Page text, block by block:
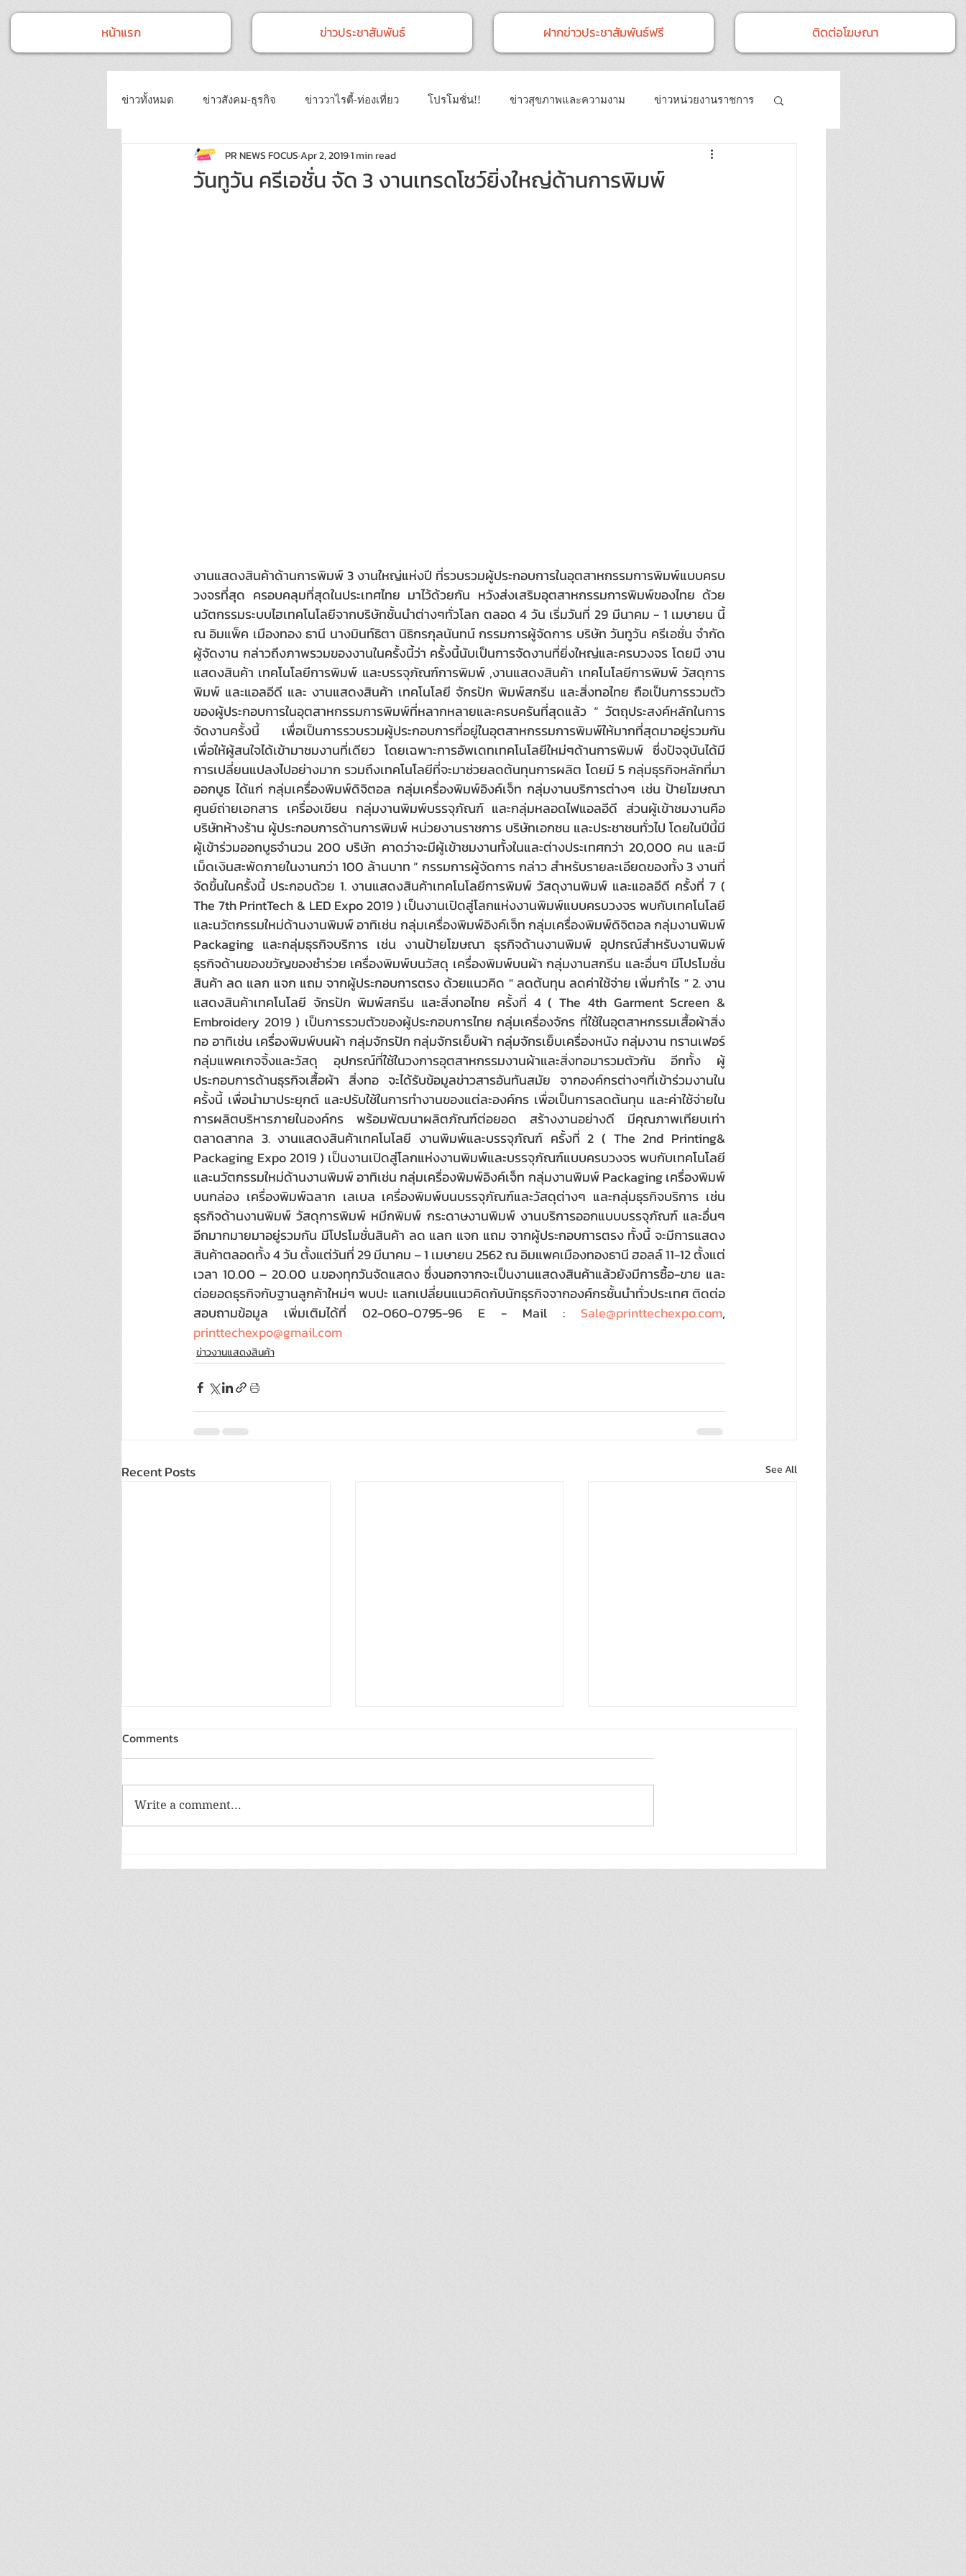
หน้าแรก ข่าวประชาสัมพันธ์ ฝากข่าวประชาสัมพันธ์ฟรี ติดต่อโฆษณา
ข่าวทั้งหมด ข่าวสังคม-ธุรกิจ ข่าววาไรตี้-ท่องเที่ยว โปรโมชั่น!! ข่าวสุขภาพและความงาม ข่าวหน่วยงานราชการ
ข่าวงานประชุม-อบรมสัมมนา ข่าวทั่วไป ข่าวการศึกษา
วันทูวัน ครีเอชั่น จัด 3 งานเทรดโชว์ยิ่งใหญ่ด้านการพิมพ์
PR NEWS FOCUSApr 2, 20191 min read
งานแสดงสินค้าด้านการพิมพ์ 3 งานใหญ่แห่งปี ที่รวบรวมผู้ประกอบการในอุตสาหกรรมการพิมพ์แบบครบ
วงจรที่สุด ครอบคลุมที่สุดในประเทศไทย มาไว้ด้วยกัน หวังส่งเสริมอุตสาหกรรมการพิมพ์ของไทย ด้วย
นวัตกรรมระบบไฮเทคโนโลยีจากบริษัทชั้นนำต่างๆทั่วโลก ตลอด 4 วัน เริ่มวันที่ 29 มีนาคม - 1 เมษายน นี้
ณ อิมแพ็ค เมืองทอง ธานี นางมินท์ธิตา นิธิกรกุลนันทน์ กรรมการผู้จัดการ บริษัท วันทูวัน ครีเอชั่น จำกัด
ผู้จัดงาน กล่าวถึงภาพรวมของงานในครั้งนี้ว่า ครั้งนี้นับเป็นการจัดงานที่ยิ่งใหญ่และครบวงจร โดยมี งาน
แสดงสินค้า เทคโนโลยีการพิมพ์ และบรรจุภัณฑ์การพิมพ์ ,งานแสดงสินค้า เทคโนโลยีการพิมพ์ วัสดุการ
พิมพ์ และแอลอีดี และ งานแสดงสินค้า เทคโนโลยี จักรปัก พิมพ์สกรีน และสิ่งทอไทย ถือเป็นการรวมตัว
ของผู้ประกอบการในอุตสาหกรรมการพิมพ์ที่หลากหลายและครบครันที่สุดแล้ว “ วัตถุประสงค์หลักในการ
จัดงานครั้งนี้ เพื่อเป็นการรวบรวมผู้ประกอบการที่อยู่ในอุตสาหกรรมการพิมพ์ให้มากที่สุดมาอยู่รวมกัน
เพื่อให้ผู้สนใจได้เข้ามาชมงานที่เดียว โดยเฉพาะการอัพเดทเทคโนโลยีใหม่ๆด้านการพิมพ์ ซึ่งปัจจุบันได้มี
การเปลี่ยนแปลงไปอย่างมาก รวมถึงเทคโนโลยีที่จะมาช่วยลดต้นทุนการผลิต โดยมี 5 กลุ่มธุรกิจหลักที่มา
ออกบูธ ได้แก่ กลุ่มเครื่องพิมพ์ดิจิตอล กลุ่มเครื่องพิมพ์อิงค์เจ็ท กลุ่มงานบริการต่างๆ เช่น ป้ายโฆษณา
ศูนย์ถ่ายเอกสาร เครื่องเขียน กลุ่มงานพิมพ์บรรจุภัณฑ์ และกลุ่มหลอดไฟแอลอีดี ส่วนผู้เข้าชมงานคือ
บริษัทห้างร้าน ผู้ประกอบการด้านการพิมพ์ หน่วยงานราชการ บริษัทเอกชน และประชาชนทั่วไป โดยในปีนี้มี
ผู้เข้าร่วมออกบูธจำนวน 200 บริษัท คาดว่าจะมีผู้เข้าชมงานทั้งในและต่างประเทศกว่า 20,000 คน และมี
เม็ดเงินสะพัดภายในงานกว่า 100 ล้านบาท ” กรรมการผู้จัดการ กล่าว สำหรับรายละเอียดของทั้ง 3 งานที่
จัดขึ้นในครั้งนี้ ประกอบด้วย 1. งานแสดงสินค้าเทคโนโลยีการพิมพ์ วัสดุงานพิมพ์ และแอลอีดี ครั้งที่ 7 (
The 7th PrintTech & LED Expo 2019 ) เป็นงานเปิดสู่โลกแห่งงานพิมพ์แบบครบวงจร พบกับเทคโนโลยี
และนวัตกรรมใหม่ด้านงานพิมพ์ อาทิเช่น กลุ่มเครื่องพิมพ์อิงค์เจ็ท กลุ่มเครื่องพิมพ์ดิจิตอล กลุ่มงานพิมพ์
Packaging และกลุ่มธุรกิจบริการ เช่น งานป้ายโฆษณา ธุรกิจด้านงานพิมพ์ อุปกรณ์สำหรับงานพิมพ์
ธุรกิจด้านของขวัญของชำร่วย เครื่องพิมพ์บนวัสดุ เครื่องพิมพ์บนผ้า กลุ่มงานสกรีน และอื่นๆ มีโปรโมชั่น
สินค้า ลด แลก แจก แถม จากผู้ประกอบการตรง ด้วยแนวคิด " ลดต้นทุน ลดค่าใช้จ่าย เพิ่มกำไร " 2. งาน
แสดงสินค้าเทคโนโลยี จักรปัก พิมพ์สกรีน และสิ่งทอไทย ครั้งที่ 4 ( The 4th Garment Screen &
Embroidery 2019 ) เป็นการรวมตัวของผู้ประกอบการไทย กลุ่มเครื่องจักร ที่ใช้ในอุตสาหกรรมเสื้อผ้าสิ่ง
ทอ อาทิเช่น เครื่องพิมพ์บนผ้า กลุ่มจักรปัก กลุ่มจักรเย็บผ้า กลุ่มจักรเย็บเครื่องหนัง กลุ่มงาน ทรานเฟอร์
กลุ่มแพคเกจจิ้งและวัสดุ อุปกรณ์ที่ใช้ในวงการอุตสาหกรรมงานผ้าและสิ่งทอมารวมตัวกัน อีกทั้ง ผู้
ประกอบการด้านธุรกิจเสื้อผ้า สิ่งทอ จะได้รับข้อมูลข่าวสารอันทันสมัย จากองค์กรต่างๆที่เข้าร่วมงานใน
ครั้งนี้ เพื่อนำมาประยุกต์ และปรับใช้ในการทำงานของแต่ละองค์กร เพื่อเป็นการลดต้นทุน และค่าใช้จ่ายใน
การผลิตบริหารภายในองค์กร พร้อมพัฒนาผลิตภัณฑ์ต่อยอด สร้างงานอย่างดี มีคุณภาพเทียบเท่า
ตลาดสากล 3. งานแสดงสินค้าเทคโนโลยี งานพิมพ์และบรรจุภัณฑ์ ครั้งที่ 2 ( The 2nd Printing&
Packaging Expo 2019 ) เป็นงานเปิดสู่โลกแห่งงานพิมพ์และบรรจุภัณฑ์แบบครบวงจร พบกับเทคโนโลยี
และนวัตกรรมใหม่ด้านงานพิมพ์ อาทิเช่น กลุ่มเครื่องพิมพ์อิงค์เจ็ท กลุ่มงานพิมพ์ Packaging เครื่องพิมพ์
บนกล่อง เครื่องพิมพ์ฉลาก เลเบล เครื่องพิมพ์บนบรรจุภัณฑ์และวัสดุต่างๆ และกลุ่มธุรกิจบริการ เช่น
ธุรกิจด้านงานพิมพ์ วัสดุการพิมพ์ หมึกพิมพ์ กระดาษงานพิมพ์ งานบริการออกแบบบรรจุภัณฑ์ และอื่นๆ
อีกมากมายมาอยู่รวมกัน มีโปรโมชั่นสินค้า ลด แลก แจก แถม จากผู้ประกอบการตรง ทั้งนี้ จะมีการแสดง
สินค้าตลอดทั้ง 4 วัน ตั้งแต่วันที่ 29 มีนาคม – 1 เมษายน 2562 ณ อิมแพคเมืองทองธานี ฮอลล์ 11-12 ตั้งแต่
เวลา 10.00 – 20.00 น.ของทุกวันจัดแสดง ซึ่งนอกจากจะเป็นงานแสดงสินค้าแล้วยังมีการซื้อ-ขาย และ
ต่อยอดธุรกิจกับฐานลูกค้าใหม่ๆ พบปะ แลกเปลี่ยนแนวคิดกับนักธุรกิจจากองค์กรชั้นนำทั่วประเทศ ติดต่อ
สอบถามข้อมูล เพิ่มเติมได้ที่ 02-060-0795-96 E - Mail : Sale@printtechexpo.com
printtechexpo@gmail.com
ข่าวงานแสดงสินค้า
Recent Posts See All
OFOS ขอเชิญร่วมงาน Thailand
DIPROM Marketplace Festival”
สิ่งแวดล้อม จัดงานมหกรรม "ทส.
Comments
Write a comment...